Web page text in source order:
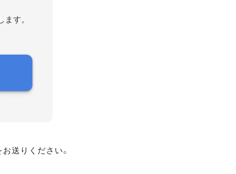
す。
送りください。